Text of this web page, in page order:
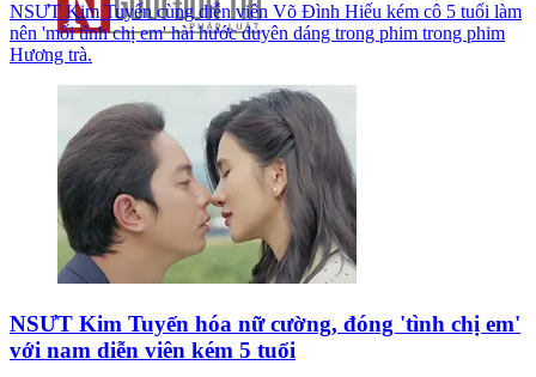
NSƯT Kim Tuyến cùng diễn viên Võ Đình Hiếu kém cô 5 tuổi làm
nên 'mối tình chị em' hài hước duyên dáng trong phim trong phim
Hương trà.
NSƯT Kim Tuyến hóa nữ cường, đóng 'tình chị em'
với nam diễn viên kém 5 tuổi